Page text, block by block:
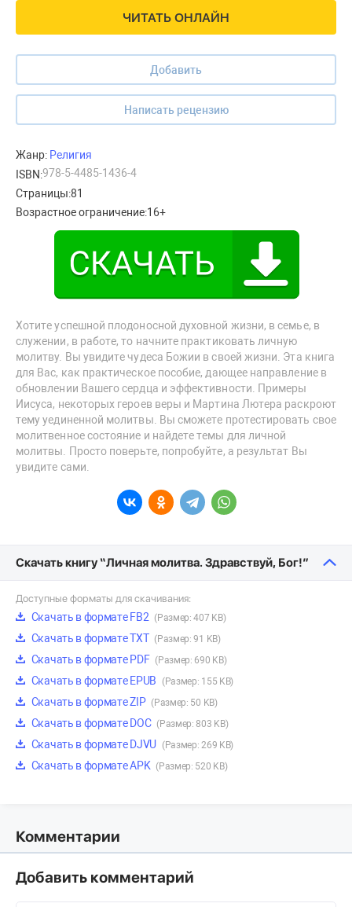
ЧИТАТЬ ОНЛАЙН
Добавить
Написать рецензию
Жанр: Религия
ISBN:978-5-4485-1436-4
Страницы:81
Возрастное ограничение:16+
Хотите успешной плодоносной духовной жизни, в семье, в
служении, в работе, то начните практиковать личную
молитву. Вы увидите чудеса Божии в своей жизни. Эта книга
для Вас, как практическое пособие, дающее направление в
обновлении Вашего сердца и эффективности. Примеры
Иисуса, некоторых героев веры и Мартина Лютера раскроют
тему уединенной молитвы. Вы сможете протестировать свое
молитвенное состояние и найдете темы для личной
молитвы. Просто поверьте, попробуйте, а результат Вы
увидите сами.
Скачать книгу “Личная молитва. Здравствуй, Бог!”
Доступные форматы для скачивания:
Скачать в формате FB2 (Размер: 407 KB)
Скачать в формате TXT (Размер: 91 KB)
Скачать в формате PDF (Размер: 690 KB)
Скачать в формате EPUB (Размер: 155 KB)
Скачать в формате ZIP (Размер: 50 KB)
Скачать в формате DOC (Размер: 803 KB)
Скачать в формате DJVU (Размер: 269 KB)
Скачать в формате APK (Размер: 520 KB)
Комментарии
Добавить комментарий